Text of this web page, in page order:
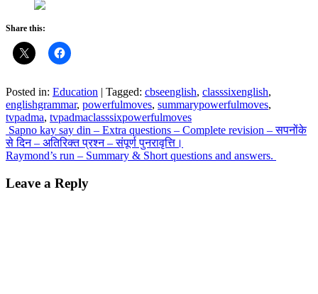
Share this:
Posted in: Education | Tagged: cbseenglish, classsixenglish,
englishgrammar, powerfulmoves, summarypowerfulmoves,
tvpadma, tvpadmaclasssixpowerfulmoves
Post
navigation
Sapno kay say din – Extra questions – Complete revision – सपनोंके
से दिन – अतिरिक्त प्रश्न – संपूर्ण पुनरावृत्ति।
Raymond’s run – Summary & Short questions and answers.
Leave a Reply